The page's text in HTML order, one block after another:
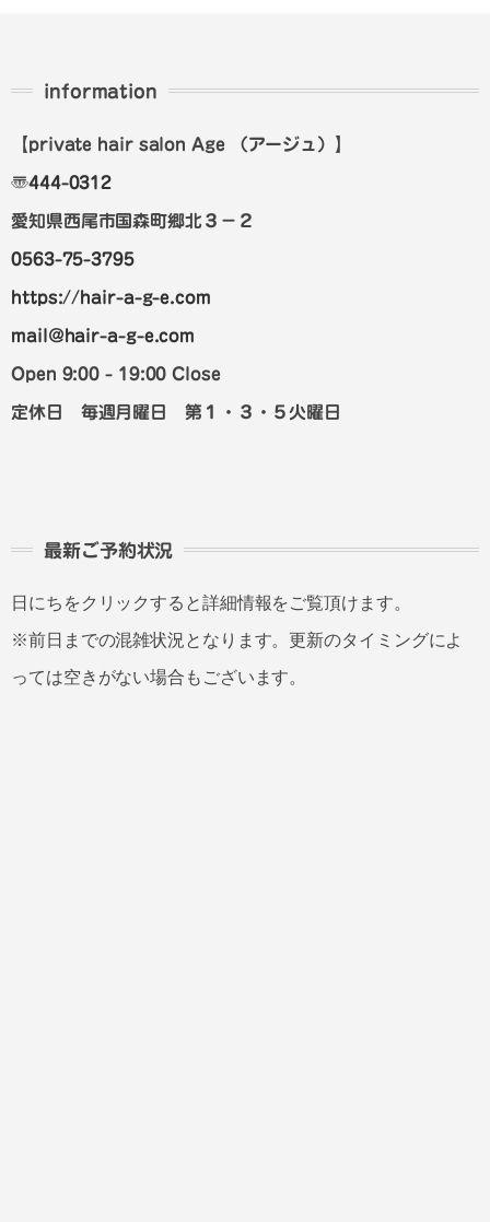
information
【private hair salon Age （アージュ） 】
〠444-0312
愛知県西尾市国森町郷北３－２
0563-75-3795
https://hair-a-g-e.com
mail@hair-a-g-e.com
Open 9:00 - 19:00 Close
定休日 毎週月曜日 第１・３・５火曜日
最新ご予約状況
日にちをクリックすると詳細情報をご覧頂けます。
※前日までの混雑状況となります。更新のタイミングによ
っては空きがない場合もございます。